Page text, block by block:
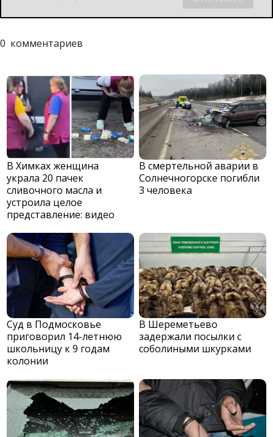
0 комментариев
В Химках женщина
украла 20 пачек
сливочного масла и
устроила целое
представление: видео
В смертельной аварии в
Солнечногорске погибли
3 человека
Суд в Подмосковье
приговорил 14-летнюю
школьницу к 9 годам
колонии
В Шереметьево
задержали посылки с
соболиными шкурками